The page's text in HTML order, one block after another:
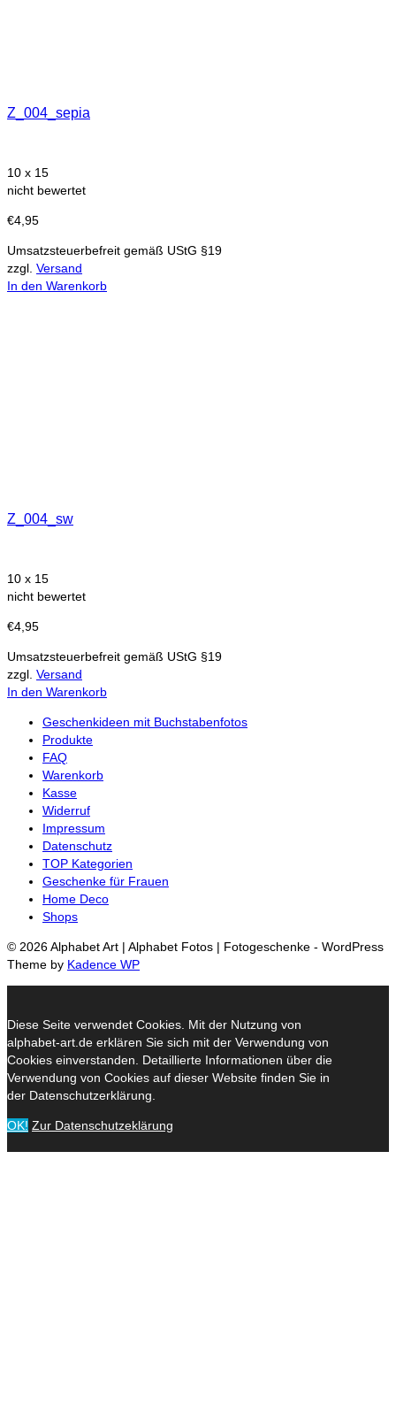
Z_004_sepia
10 x 15
nicht bewertet
€4,95
Umsatzsteuerbefreit gemäß UStG §19
zzgl. Versand
In den Warenkorb
Z_004_sw
10 x 15
nicht bewertet
€4,95
Umsatzsteuerbefreit gemäß UStG §19
zzgl. Versand
In den Warenkorb
Geschenkideen mit Buchstabenfotos
Produkte
FAQ
Warenkorb
Kasse
Widerruf
Impressum
Datenschutz
TOP Kategorien
Geschenke für Frauen
Home Deco
Shops
© 2026 Alphabet Art | Alphabet Fotos | Fotogeschenke - WordPress
Theme by Kadence WP
Diese Seite verwendet Cookies. Mit der Nutzung von
alphabet-art.de erklären Sie sich mit der Verwendung von
Cookies einverstanden. Detaillierte Informationen über die
Verwendung von Cookies auf dieser Website finden Sie in
der Datenschutzerklärung.
OK! Zur Datenschutzeklärung